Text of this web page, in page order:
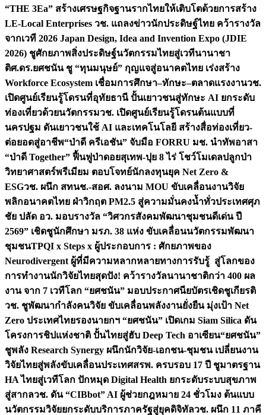
“THE 3Ea” สร้างเศรษฐกิจฐานรากไทยให้เติบโตด้วยการสร้าง
LE-Local Enterprises วช. แถลงข่าวนักประดิษฐ์ไทย คว้ารางวัล
จากเวที 2026 Japan Design, Idea and Invention Expo (JDIE
2026) ชูศักยภาพสิ่งประดิษฐ์นวัตกรรมไทยสู่เวทีนานาชา
ติศ.ดร.ยศชนัน ชู “ทุนมนุษย์” กุญแจสู่อนาคตไทย เร่งสร้าง
Workforce Ecosystem เชื่อมการศึกษา–ทักษะ–ตลาดแรงงานวช.
เปิดศูนย์เรียนรู้โดรนที่อุทัยธานี ปั้นเยาวชนสู่ทักษะ AI ยกระดับ
ท่องเที่ยวด้วยนวัตกรรมวช. เปิดศูนย์เรียนรู้โดรนต้นแบบที่
นครปฐม ดันเยาวชนใช้ AI และเทคโนโลยี สร้างสื่อท่องเที่ยว-
ต่อยอดสู่อาชีพ“ป่าดี ครีเอชัน” จับมือ FORRU มช. นำทัพอาสา
“ป่าดี Together” ฟื้นฟูป่าดอยสุเทพ-ปุย 8 ไร่ โชว์โมเดลปลูกป่า
วิทยาศาสตร์พรีเมียม ตอบโจทย์นักลงทุนยุค Net Zero &
ESGวช. ผนึก สทนช.-สอศ. ลงนาม MOU ขับเคลื่อนงานวิจัย
พลิกอนาคตไทย ฝ่าวิกฤต PM2.5 สู่ความมั่นคงน้ำทั่วประเทศศุภ
ชัย ปลัด อว. มอบรางวัล “วิศวกรสังคมพัฒนาชุมชนดีเด่น ปี
2569” เชิดชูนักศึกษา มรภ. 38 แห่ง ขับเคลื่อนนวัตกรรมพัฒนา
ชุมชนTPQI x Steps x ผู้ประกอบการ : ศักยภาพของ
Neurodivergent ผู้ที่มีความหลากหลายทางการรับรู้ สู่โลกของ
การทำงานนักวิจัยไทยสุดปัง! คว้ารางวัลนานาชาติกว่า 400 ผล
งาน จาก 7 เวทีโลก “ยศชนัน” มอบประกาศนียบัตรเชิดชูเกียรติ
วช. ชูพัฒนากำลังคนวิจัย ขับเคลื่อนพลังงานยั่งยืน มุ่งเป้า Net
Zero ประเทศไทยรองนายกฯ “ยศชนัน” เปิดเกม Siam Silica ดัน
โครงการชิปแห่งชาติ ปั้นไทยสู่ฮับ Deep Tech อาเซียน“ยศชนัน”
ชูพลัง Research Synergy ผนึกนักวิจัย-เอกชน-ชุมชน เปลี่ยนงาน
วิจัยไทยสู่พลังขับเคลื่อนประเทศสรพ. ครบรอบ 17 ปี ชูมาตรฐาน
HA ไทยสู่เวทีโลก ปักหมุด Digital Health ยกระดับระบบสุขภาพ
สู่สากลวช. ดัน “CIBbot” AI ผู้ช่วยกฎหมาย 24 ชั่วโมง ต้นแบบ
นวัตกรรมวิจัยยกระดับบริการภาครัฐสู่ยุคดิจิทัลวช. ผนึก 11 ภาคี